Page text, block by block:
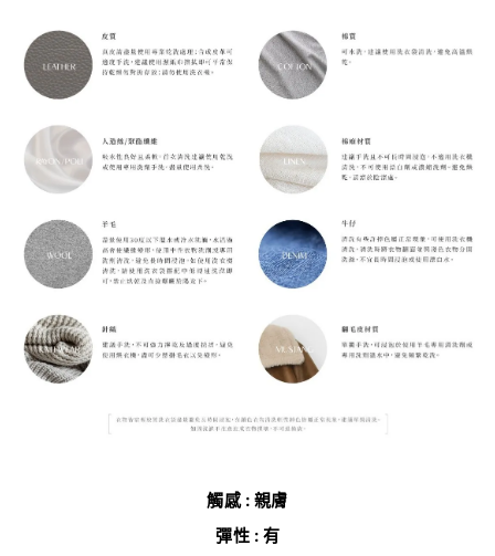
觸感 : 親膚
彈性 : 有